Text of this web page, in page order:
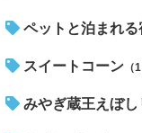
ペットと泊まれる
スイートコーン （1
みやぎ蔵王えぼし